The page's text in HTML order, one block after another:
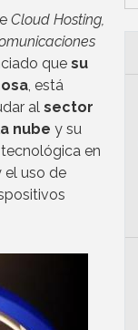
Cloud Hosting,
que su
, está
al sector
nube y su
en
uso de